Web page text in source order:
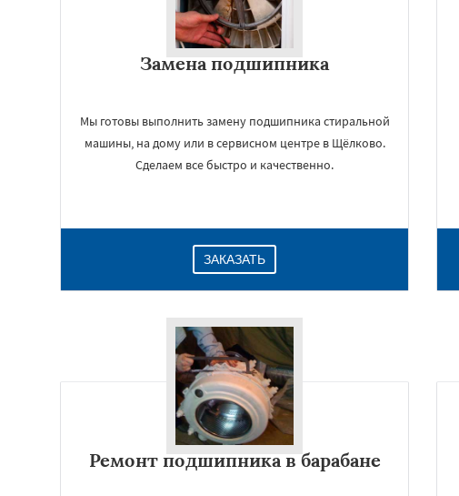
Замена подшипника
Мы готовы выполнить замену подшипника стиральной
машины, на дому или в сервисном центре в Щёлково.
Сделаем все быстро и качественно.
ЗАКАЗАТЬ
Ремонт подшипника в барабане